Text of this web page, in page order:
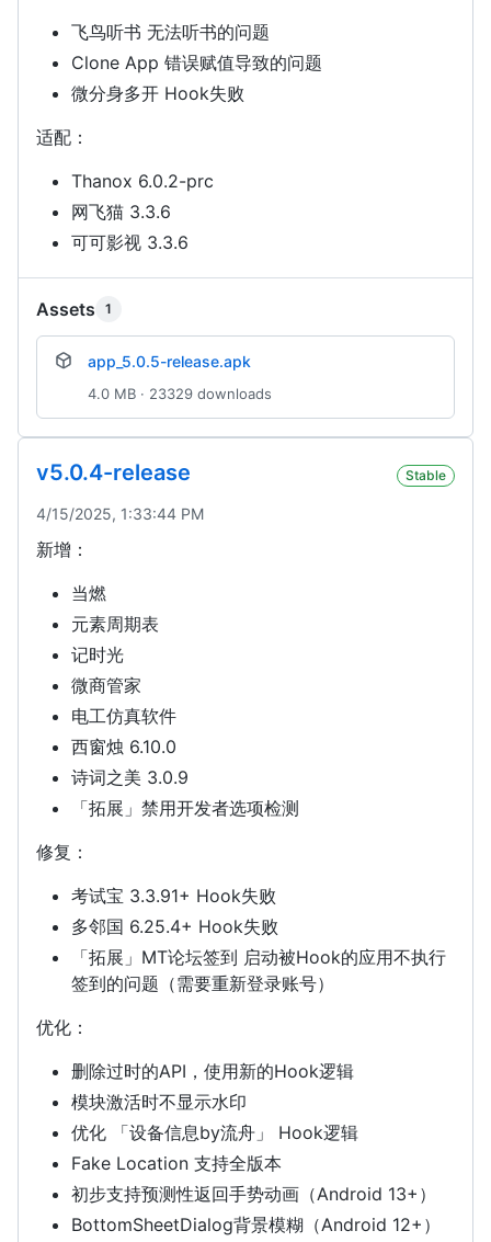
飞鸟听书 无法听书的问题
Clone App 错误赋值导致的问题
微分身多开 Hook失败
适配：
Thanox 6.0.2-prc
网飞猫 3.3.6
可可影视 3.3.6
Assets 1
app_5.0.5-release.apk
4.0 MB · 23329 downloads
v5.0.4-release Stable
4/15/2025, 1:33:44 PM
新增：
当燃
元素周期表
记时光
微商管家
电工仿真软件
西窗烛 6.10.0
诗词之美 3.0.9
「拓展」禁用开发者选项检测
修复：
考试宝 3.3.91+ Hook失败
多邻国 6.25.4+ Hook失败
「拓展」MT论坛签到 启动被Hook的应用不执行
签到的问题（需要重新登录账号）
优化：
删除过时的API，使用新的Hook逻辑
模块激活时不显示水印
优化 「设备信息by流舟」 Hook逻辑
Fake Location 支持全版本
初步支持预测性返回手势动画（Android 13+）
BottomSheetDialog背景模糊（Android 12+）